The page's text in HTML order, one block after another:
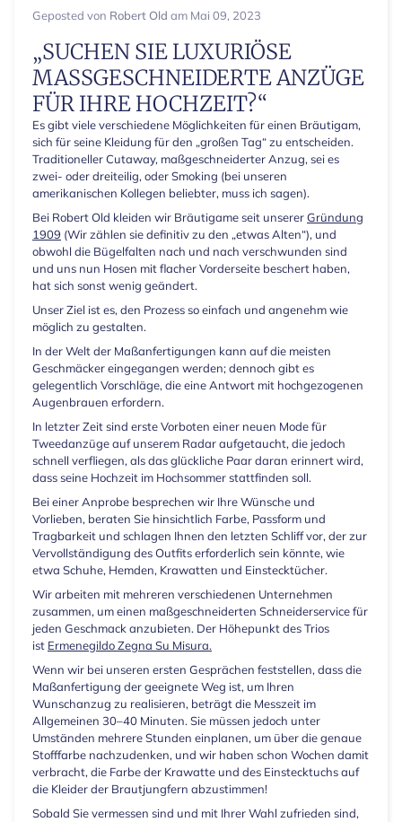
Geposted von Robert Old am Mai 09, 2023
„SUCHEN SIE LUXURIÖSE
MASSGESCHNEIDERTE ANZÜGE
FÜR IHRE HOCHZEIT?“
Es gibt viele verschiedene Möglichkeiten für einen Bräutigam,
sich für seine Kleidung für den „großen Tag“ zu entscheiden.
Traditioneller Cutaway, maßgeschneiderter Anzug, sei es
zwei- oder dreiteilig, oder Smoking (bei unseren
amerikanischen Kollegen beliebter, muss ich sagen).
Bei Robert Old kleiden wir Bräutigame seit unsererGründung
1909 (Wir zählen sie definitiv zu den „etwas Alten“), und
obwohl die Bügelfalten nach und nach verschwunden sind
und uns nun Hosen mit flacher Vorderseite beschert haben,
hat sich sonst wenig geändert.
Unser Ziel ist es, den Prozess so einfach und angenehm wie
möglich zu gestalten.
In der Welt der Maßanfertigungen kann auf die meisten
Geschmäcker eingegangen werden; dennoch gibt es
gelegentlich Vorschläge, die eine Antwort mit hochgezogenen
Augenbrauen erfordern.
In letzter Zeit sind erste Vorboten einer neuen Mode für
Tweedanzüge auf unserem Radar aufgetaucht, die jedoch
schnell verfliegen, als das glückliche Paar daran erinnert wird,
dass seine Hochzeit im Hochsommer stattfinden soll.
Bei einer Anprobe besprechen wir Ihre Wünsche und
Vorlieben, beraten Sie hinsichtlich Farbe, Passform und
Tragbarkeit und schlagen Ihnen den letzten Schliff vor, der zur
Vervollständigung des Outfits erforderlich sein könnte, wie
etwa Schuhe, Hemden, Krawatten und Einstecktücher.
Wir arbeiten mit mehreren verschiedenen Unternehmen
zusammen, um einen maßgeschneiderten Schneiderservice für
jeden Geschmack anzubieten. Der Höhepunkt des Trios
ist Ermenegildo Zegna Su Misura.
Wenn wir bei unseren ersten Gesprächen feststellen, dass die
Maßanfertigung der geeignete Weg ist, um Ihren
Wunschanzug zu realisieren, beträgt die Messzeit im
Allgemeinen 30–40 Minuten. Sie müssen jedoch unter
Umständen mehrere Stunden einplanen, um über die genaue
Stofffarbe nachzudenken, und wir haben schon Wochen damit
verbracht, die Farbe der Krawatte und des Einstecktuchs auf
die Kleider der Brautjungfern abzustimmen!
Sobald Sie vermessen sind und mit Ihrer Wahl zufrieden sind,